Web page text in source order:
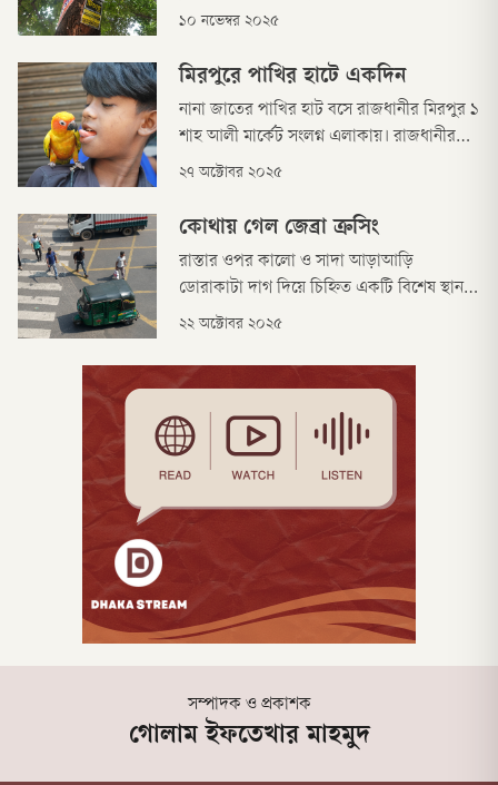
উপাদান গাছ। শুধু তাই নয় গাছেরও প্রাণ আছে,
পেরেক ঠুকে লাগানো হয়েছে বিভিন্ন প্রতিষ্ঠান ও
১০ নভেম্বর ২০২৫
মিরপুরে পাখির হাটে একদিন
নানা জাতের পাখির হাট বসে রাজধানীর মিরপুর ১
শাহ আলী মার্কেট সংলগ্ন এলাকায়। রাজধানীর
বিভিন্ন স্থান থেকে আগত মানুষেরা নানা জাতের ও
হাটে। সপ্তাহে ছুটির দিন শুক্রবারে সকাল ৮ টা
পোষা পাখিও বিক্রির আশায় এখানে নিয়ে আসেন
অনেকেই।
২৭ অক্টোবর ২০২৫
কোথায় গেল জেব্রা ক্রসিং
রাস্তার ওপর কালো ও সাদা আড়াআড়ি
ডোরাকাটা দাগ দিয়ে চিহ্নিত একটি বিশেষ স্থান
হলো জেব্রা ক্রসিং। রাজধানীর বিভিন্ন সড়কে
তৈরি করা হয়। এই স্থানগুলোতে পথচারীদের
পারাপারের জন্য যানবাহন চালকদের থামতে হয়।
যেখানে ভিড় বেশি, সেখানে জেব্রা ক্রসিং দিয়ে
পথচারীরা নিরাপদে স
২২ অক্টোবর ২০২৫
সম্পাদক ও প্রকাশক
গোলাম ইফতেখার মাহমুদ